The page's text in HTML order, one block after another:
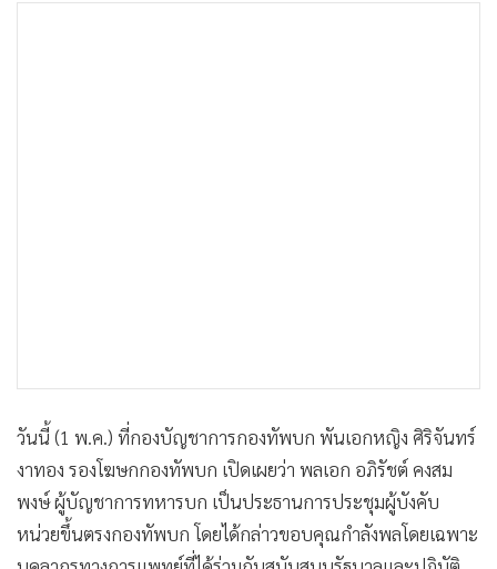
วันนี้ (1 พ.ค.) ที่กองบัญชาการกองทัพบก พันเอกหญิง ศิริจันทร์
งาทอง รองโฆษกกองทัพบก เปิดเผยว่า พลเอก อภิรัชต์ คงสม
พงษ์ ผู้บัญชาการทหารบก เป็นประธานการประชุมผู้บังคับ
หน่วยขึ้นตรงกองทัพบก โดยได้กล่าวขอบคุณกำลังพลโดยเฉพาะ